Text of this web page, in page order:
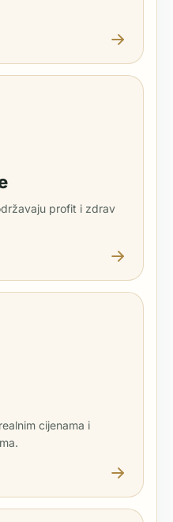
profit i zdrav
cijenama i